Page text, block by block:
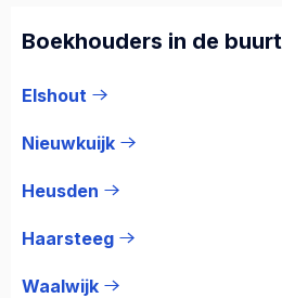
Boekhouders in de
Elshout
Nieuwkuijk
Heusden
Haarsteeg
Waalwijk